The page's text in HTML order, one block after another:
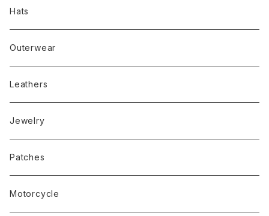
Hats
Outerwear
Leathers
Jewelry
Patches
Motorcycle